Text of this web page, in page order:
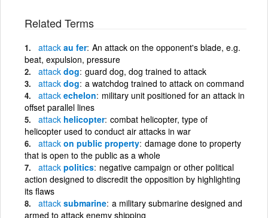
Related Terms
attack au fer An attack on the opponent's blade, e.g.
beat, expulsion, pressure
attack dog guard dog, dog trained to attack
attack dog a watchdog trained to attack on command
attack echelon military unit positioned for an attack in
offset parallel lines
attack helicopter combat helicopter, type of
helicopter used to conduct air attacks in war
attack on public property damage done to property
that is open to the public as a whole
attack politics negative campaign or other political
action designed to discredit the opposition by highlighting
its flaws
attack submarine a military submarine designed and
armed to attack enemy shipping